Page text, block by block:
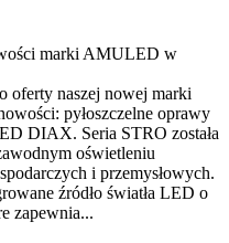
marki AMULED w
oferty naszej nowej marki
pyłoszczelne oprawy
DIAX. Seria STRO została
oświetleniu
i przemysłowych.
źródło światła LED o
zapewnia...